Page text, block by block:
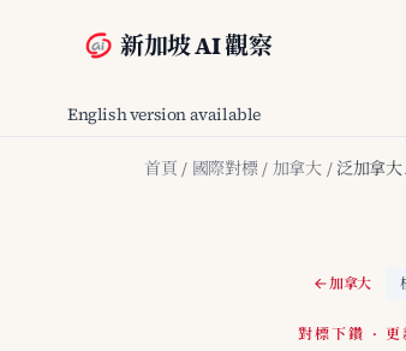
新加坡 AI 觀察
English version available
首頁 / 國際對標 / 加拿大 / 泛加拿大
加拿大
對標下鑽 ·